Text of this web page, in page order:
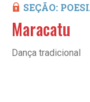
SEÇÃO:
Maracatu
Dança tradicional